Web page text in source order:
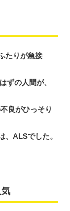
たりが急接
ずの人間が、
良がひっそり
、ALSでした。